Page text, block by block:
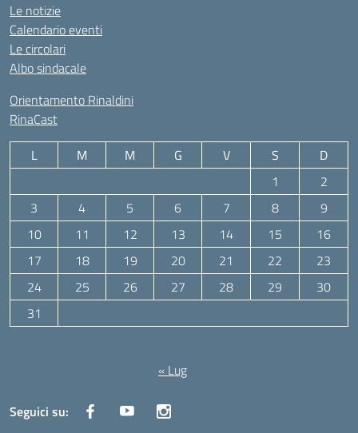
Le notizie
Calendario eventi
Le circolari
Albo sindacale
Orientamento Rinaldini
RinaCast
L M M G V S
D
1
2
3
4 5 6 7 8
9
10
11 12 13 14 15
16
17
18 19 20 21 22
23
24
25 26 27 28 29
30
31
« Lug
Seguici su: